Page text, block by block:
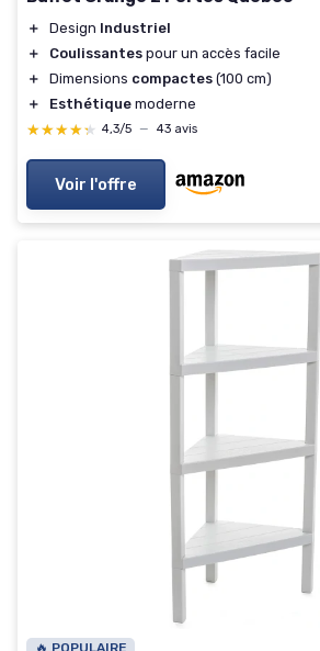
＋ Design Industriel
＋
Coulissantes pour un accès facile
＋
Dimensions compactes (100 cm)
＋
Esthétique moderne
★★★★★
★★★★★ 4,3/5 — 43 avis
Voir l'offre